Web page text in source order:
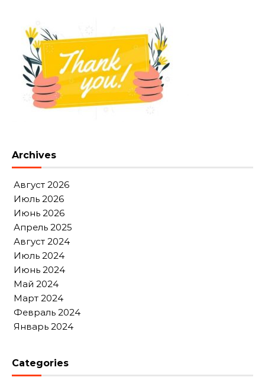
Archives
Август 2026
Июль 2026
Июнь 2026
Апрель 2025
Август 2024
Июль 2024
Июнь 2024
Май 2024
Март 2024
Февраль 2024
Январь 2024
Categories